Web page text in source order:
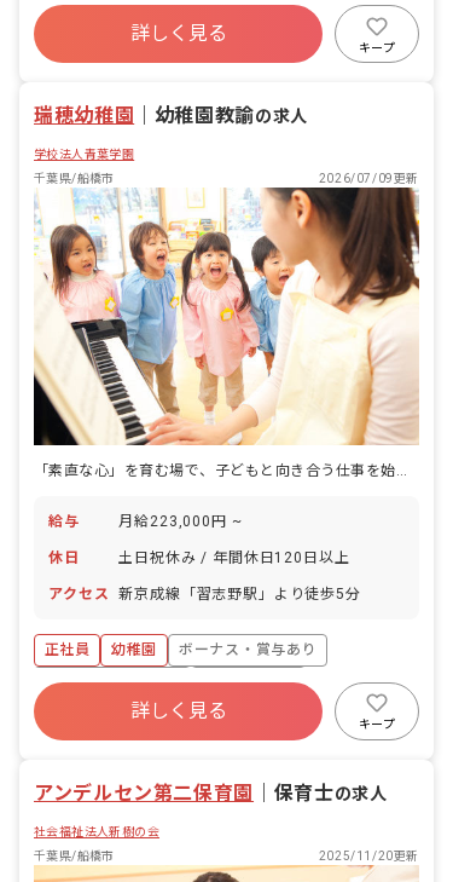
詳しく見る
キープ
瑞穂幼稚園 幼稚園教諭の求人
学校法人青葉学園
千葉県/船橋市
2026/07/09更新
「素直な心」を育む場で、子どもと向き合う仕事を始める。
給与 月給223,000円 ~
休日 土日祝休み / 年間休日120日以上
アクセス 新京成線「習志野駅」より徒歩5分
正社員 幼稚園
ボーナス・賞与あり
年間休日120日以上
社会保険完備
有給 退職金制度
車通勤可
詳しく見る
キープ
アンデルセン第二保育園 保育士の求人
社会福祉法人新樹の会
千葉県/船橋市
2025/11/20更新